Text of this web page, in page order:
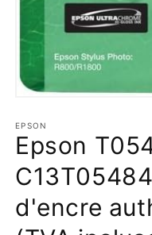
média
1
dans
une
fenêtre
modale
EPSON
Epson
d'encre